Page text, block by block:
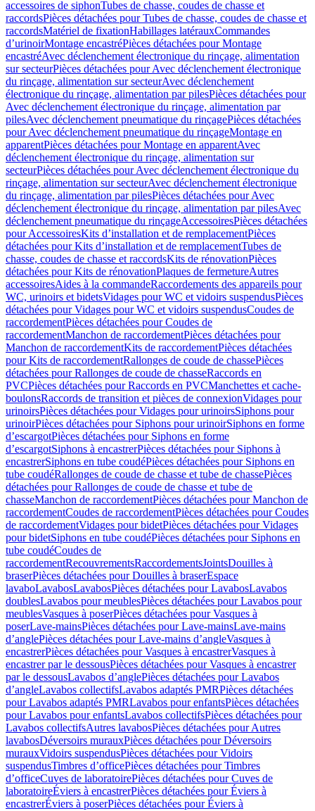
accessoires de siphonTubes de chasse, coudes de chasse et
raccordsPièces détachées pour Tubes de chasse, coudes de chasse et
raccordsMatériel de fixationHabillages latérauxCommandes
dʼurinoirMontage encastréPièces détachées pour Montage
encastréAvec déclenchement électronique du rinçage, alimentation
sur secteurPièces détachées pour Avec déclenchement électronique
du rinçage, alimentation sur secteurAvec déclenchement
électronique du rinçage, alimentation par pilesPièces détachées pour
Avec déclenchement électronique du rinçage, alimentation par
pilesAvec déclenchement pneumatique du rinçagePièces détachées
pour Avec déclenchement pneumatique du rinçageMontage en
apparentPièces détachées pour Montage en apparentAvec
déclenchement électronique du rinçage, alimentation sur
secteurPièces détachées pour Avec déclenchement électronique du
rinçage, alimentation sur secteurAvec déclenchement électronique
du rinçage, alimentation par pilesPièces détachées pour Avec
déclenchement électronique du rinçage, alimentation par pilesAvec
déclenchement pneumatique du rinçageAccessoiresPièces détachées
pour AccessoiresKits d’installation et de remplacementPièces
détachées pour Kits d’installation et de remplacementTubes de
chasse, coudes de chasse et raccordsKits de rénovationPièces
détachées pour Kits de rénovationPlaques de fermetureAutres
accessoiresAides à la commandeRaccordements des appareils pour
WC, urinoirs et bidetsVidages pour WC et vidoirs suspendusPièces
détachées pour Vidages pour WC et vidoirs suspendusCoudes de
raccordementPièces détachées pour Coudes de
raccordementManchon de raccordementPièces détachées pour
Manchon de raccordementKits de raccordementPièces détachées
pour Kits de raccordementRallonges de coude de chassePièces
détachées pour Rallonges de coude de chasseRaccords en
PVCPièces détachées pour Raccords en PVCManchettes et cache-
boulonsRaccords de transition et pièces de connexionVidages pour
urinoirsPièces détachées pour Vidages pour urinoirsSiphons pour
urinoirPièces détachées pour Siphons pour urinoirSiphons en forme
d’escargotPièces détachées pour Siphons en forme
d’escargotSiphons à encastrerPièces détachées pour Siphons à
encastrerSiphons en tube coudéPièces détachées pour Siphons en
tube coudéRallonges de coude de chasse et tube de chassePièces
détachées pour Rallonges de coude de chasse et tube de
chasseManchon de raccordementPièces détachées pour Manchon de
raccordementCoudes de raccordementPièces détachées pour Coudes
de raccordementVidages pour bidetPièces détachées pour Vidages
pour bidetSiphons en tube coudéPièces détachées pour Siphons en
tube coudéCoudes de
raccordementRecouvrementsRaccordementsJointsDouilles à
braserPièces détachées pour Douilles à braserEspace
lavaboLavabosLavabosPièces détachées pour LavabosLavabos
doublesLavabos pour meublesPièces détachées pour Lavabos pour
meublesVasques à poserPièces détachées pour Vasques à
poserLave-mainsPièces détachées pour Lave-mainsLave-mains
d’anglePièces détachées pour Lave-mains d’angleVasques à
encastrerPièces détachées pour Vasques à encastrerVasques à
encastrer par le dessousPièces détachées pour Vasques à encastrer
par le dessousLavabos d’anglePièces détachées pour Lavabos
d’angleLavabos collectifsLavabos adaptés PMRPièces détachées
pour Lavabos adaptés PMRLavabos pour enfantsPièces détachées
pour Lavabos pour enfantsLavabos collectifsPièces détachées pour
Lavabos collectifsAutres lavabosPièces détachées pour Autres
lavabosDéversoirs murauxPièces détachées pour Déversoirs
murauxVidoirs suspendusPièces détachées pour Vidoirs
suspendusTimbres dʼofficePièces détachées pour Timbres
dʼofficeCuves de laboratoirePièces détachées pour Cuves de
laboratoireÉviers à encastrerPièces détachées pour Éviers à
encastrerÉviers à poserPièces détachées pour Éviers à